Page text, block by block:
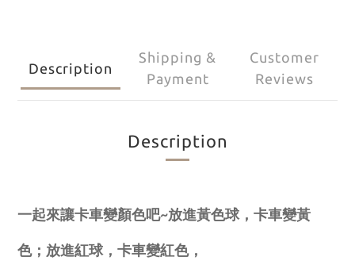
Description
Shipping &
Payment
Customer
Reviews
Description
一起來讓卡車變顏色吧~放進黃色球， 卡車變黃
色；放進紅球，卡車變紅色，